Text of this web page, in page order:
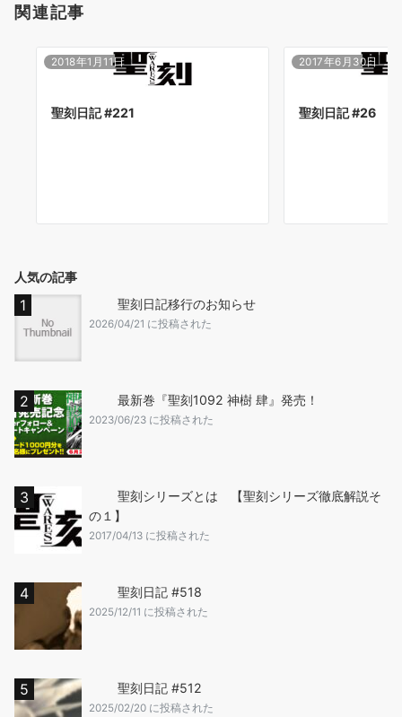
関連記事
2018年1月11日
聖刻日記 #221
2017年6月30日
聖刻日記 #26
人気の記事
聖刻日記移行のお知らせ
2026/04/21 に投稿された
最新巻『聖刻1092 神樹 肆』発売！
2023/06/23 に投稿された
聖刻シリーズとは 【聖刻シリーズ徹底解説そ
の１】
2017/04/13 に投稿された
聖刻日記 #518
2025/12/11 に投稿された
聖刻日記 #512
2025/02/20 に投稿された